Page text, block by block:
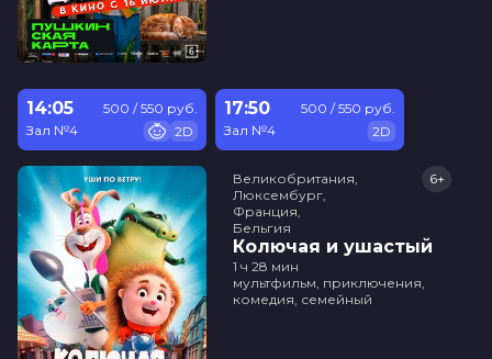
14:05
Зал №4
500 / 550 руб.
2D
17:50
Зал №4
500 / 550 руб.
2D
Великобритания,
Люксембург,
Франция,
Бельгия
Колючая и ушастый
6+
1 ч 28 мин
мультфильм, приключения,
комедия, семейный